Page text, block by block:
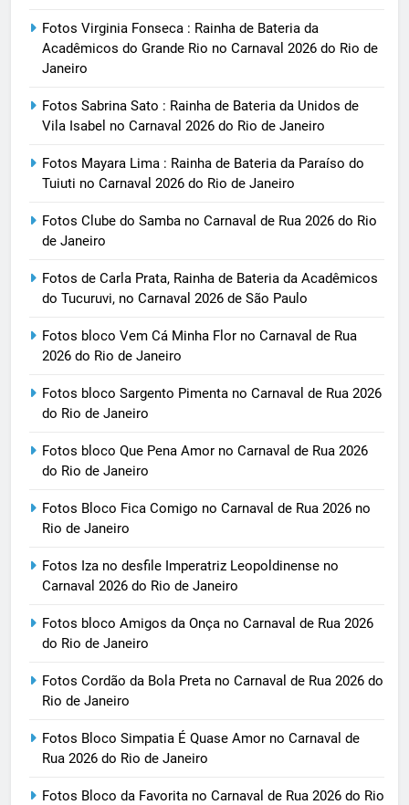
Fotos Virginia Fonseca : Rainha de Bateria da
Acadêmicos do Grande Rio no Carnaval 2026 do Rio de
Janeiro
Fotos Sabrina Sato : Rainha de Bateria da Unidos de
Vila Isabel no Carnaval 2026 do Rio de Janeiro
Fotos Mayara Lima : Rainha de Bateria da Paraíso do
Tuiuti no Carnaval 2026 do Rio de Janeiro
Fotos Clube do Samba no Carnaval de Rua 2026 do Rio
de Janeiro
Fotos de Carla Prata, Rainha de Bateria da Acadêmicos
do Tucuruvi, no Carnaval 2026 de São Paulo
Fotos bloco Vem Cá Minha Flor no Carnaval de Rua
2026 do Rio de Janeiro
Fotos bloco Sargento Pimenta no Carnaval de Rua 2026
do Rio de Janeiro
Fotos bloco Que Pena Amor no Carnaval de Rua 2026
do Rio de Janeiro
Fotos Bloco Fica Comigo no Carnaval de Rua 2026 no
Rio de Janeiro
Fotos Iza no desfile Imperatriz Leopoldinense no
Carnaval 2026 do Rio de Janeiro
Fotos bloco Amigos da Onça no Carnaval de Rua 2026
do Rio de Janeiro
Fotos Cordão da Bola Preta no Carnaval de Rua 2026 do
Rio de Janeiro
Fotos Bloco Simpatia É Quase Amor no Carnaval de
Rua 2026 do Rio de Janeiro
Fotos Bloco da Favorita no Carnaval de Rua 2026 do Rio